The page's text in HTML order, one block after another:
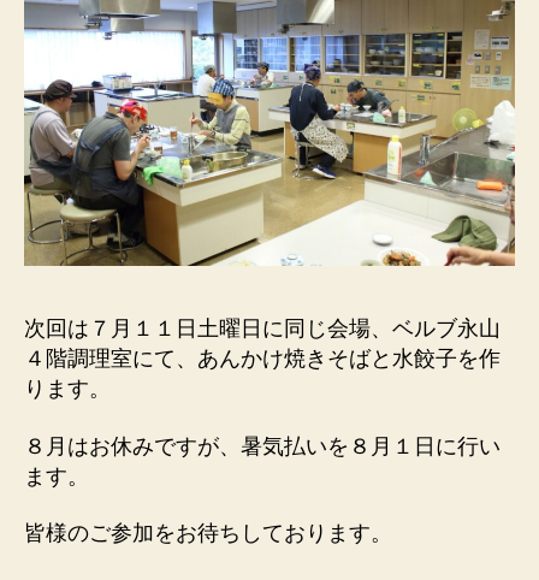
次回は７月１１日土曜日に同じ会場、ベルブ永山
４階調理室にて、あんかけ焼きそばと水餃子を作
ります。
８月はお休みですが、暑気払いを８月１日に行い
ます。
皆様のご参加をお待ちしております。